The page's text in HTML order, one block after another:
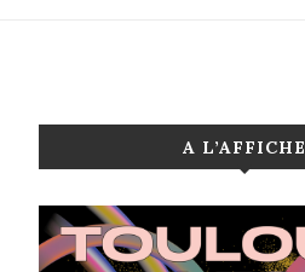
A L’AFFICHE